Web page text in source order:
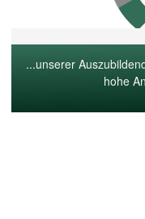
...unserer
hohe